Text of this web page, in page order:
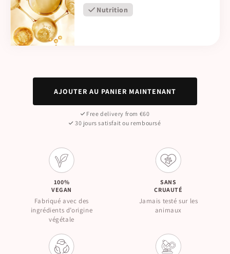
Nutrition
100%
VEGAN
Fabriqué avec des
ingrédients d’origine
végétale
SANS
CRUAUTÉ
Jamais testé sur les
animaux
AJOUTER AU PANIER MAINTENANT
Free delivery from €60
30 jours satisfait ou remboursé